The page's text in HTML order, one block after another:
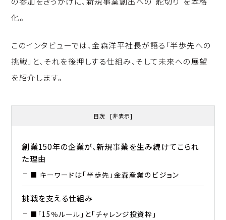
化。
このインタビューでは、金森洋平社長が語る「半歩先への
挑戦」と、それを後押しする仕組み、そして未来への展望
を紹介します。
目次 [非表示]
創業150年の企業が、新規事業を生み続けてこられ
た理由
■ キーワードは「半歩先」――金森産業のビジョン
挑戦を支える仕組み
■「15％ルール」と「チャレンジ投資枠」